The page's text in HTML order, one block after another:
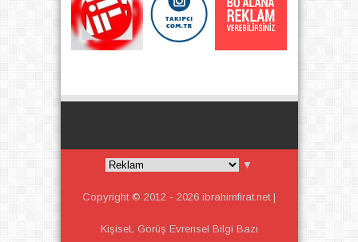
▼
Copyright © 2012 - 2026 ibrahimfirat.net |
KişiseL Görüş Evrensel Bilgi Bazı